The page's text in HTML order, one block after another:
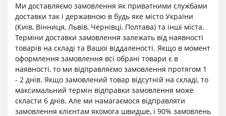
Ми доставляємо замовлення як приватними службами
доставки так і державною в будь яке місто України
(Київ, Вінниця, Львів, Чернівці, Полтава) та інші міста.
Терміни доставки замовлення залежать від наявності
товарів на складі та Вашої віддаленості. Якщо в момент
оформлення замовлення всі обрані товари є в
наявності, то ми відправляємо замовлення протягом 1
- 2 днів. Якщо замовлений товар відсутній на складі, то
максимальний термін відправки замовлення може
скласти 6 днів. Але ми намагаємося відправляти
замовлення клієнтам якомога швидше, і 90% замовлень